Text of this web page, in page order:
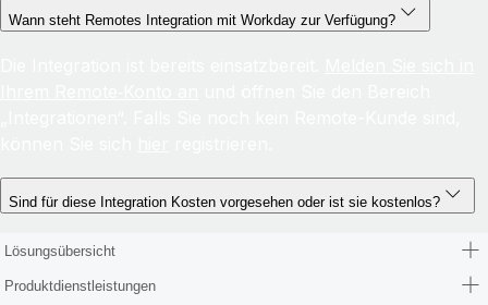
Wann steht Remotes Integration mit Workday zur Verfügung?
Sind für diese Integration Kosten vorgesehen oder ist sie kostenlos?
Lösungsübersicht
Produktdienstleistungen